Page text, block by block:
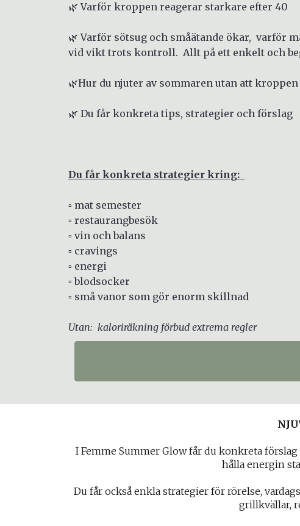
🌿 Varför kroppen reagerar starkare efter 40
🌿 Varför sötsug och småätande ökar, varför
vid vikt trots kontroll. Allt på ett enkelt och
🌿Hur du njuter av sommaren utan att
🌿 Du får konkreta tips, strategier och förslag
Du får konkreta strategier kring:
▫️ mat semester
▫️ restaurangbesök
▫️ vin och balans
▫️ cravings
▫️ energi
▫️ blodsocker
▫️ små vanor som gör enorm skillnad
Utan: kaloriräkning förbud extrema regler
I Femme Summer Glow får du konkreta
hålla energin
Du får också enkla strategier för rörelse,
grillkvällar,